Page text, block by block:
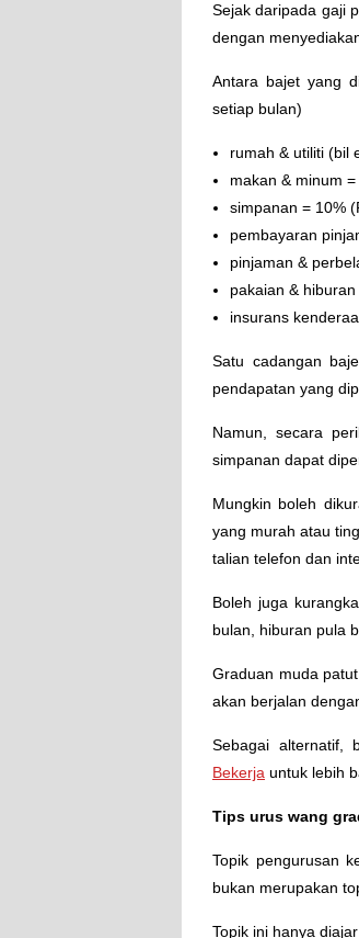
Sejak daripada gaji
dengan
Antara bajet yang
setiap bulan)
rumah & utiliti (bil
makan & minum
simpanan = 10%
pembayaran
pinjaman &
pakaian &
insurans
Satu cadangan
pendapatan yang
Namun, secara
simpanan dapat
Mungkin boleh
yang murah atau
talian telefon dan
Boleh juga
bulan, hiburan pula
Graduan muda
akan berjalan
Sebagai alternatif,
Bekerja untuk lebih
Tips urus wang
Topik pengurusan
bukan merupakan
Topik ini hanya